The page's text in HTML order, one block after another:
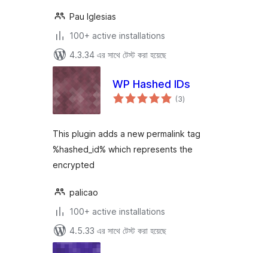
Pau Iglesias
100+ active installations
4.3.34 এর সাথে টেস্ট করা হয়েছে
WP Hashed IDs
(3total
ratings
)
This plugin adds a new permalink tag
%hashed_id% which represents the
encrypted
palicao
100+ active installations
4.5.33 এর সাথে টেস্ট করা হয়েছে